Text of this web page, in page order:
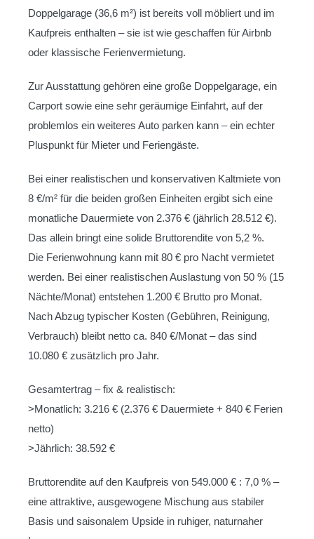
Doppelgarage (36,6 m²) ist bereits voll möbliert und im
Kaufpreis enthalten – sie ist wie geschaffen für Airbnb
oder klassische Ferienvermietung.
Zur Ausstattung gehören eine große Doppelgarage, ein
Carport sowie eine sehr geräumige Einfahrt, auf der
problemlos ein weiteres Auto parken kann – ein echter
Pluspunkt für Mieter und Feriengäste.
Bei einer realistischen und konservativen Kaltmiete von
8 €/m² für die beiden großen Einheiten ergibt sich eine
monatliche Dauermiete von 2.376 € (jährlich 28.512 €).
Das allein bringt eine solide Bruttorendite von 5,2 %.
Die Ferienwohnung kann mit 80 € pro Nacht vermietet
werden. Bei einer realistischen Auslastung von 50 % (15
Nächte/Monat) entstehen 1.200 € Brutto pro Monat.
Nach Abzug typischer Kosten (Gebühren, Reinigung,
Verbrauch) bleibt netto ca. 840 €/Monat – das sind
10.080 € zusätzlich pro Jahr.
Gesamtertrag – fix & realistisch:
>Monatlich: 3.216 € (2.376 € Dauermiete + 840 € Ferien
netto)
>Jährlich: 38.592 €
Bruttorendite auf den Kaufpreis von 549.000 € : 7,0 % –
eine attraktive, ausgewogene Mischung aus stabiler
Basis und saisonalem Upside in ruhiger, naturnaher